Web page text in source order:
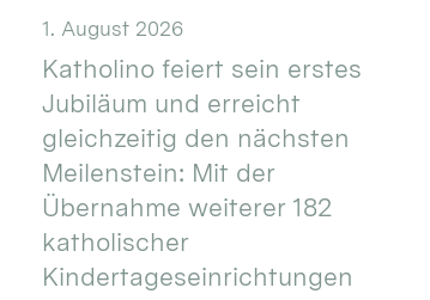
1. August 2026
Katholino feiert sein erstes
Jubiläum und erreicht
gleichzeitig den nächsten
Meilenstein: Mit der
Übernahme weiterer 182
katholischer
Kindertageseinrichtungen